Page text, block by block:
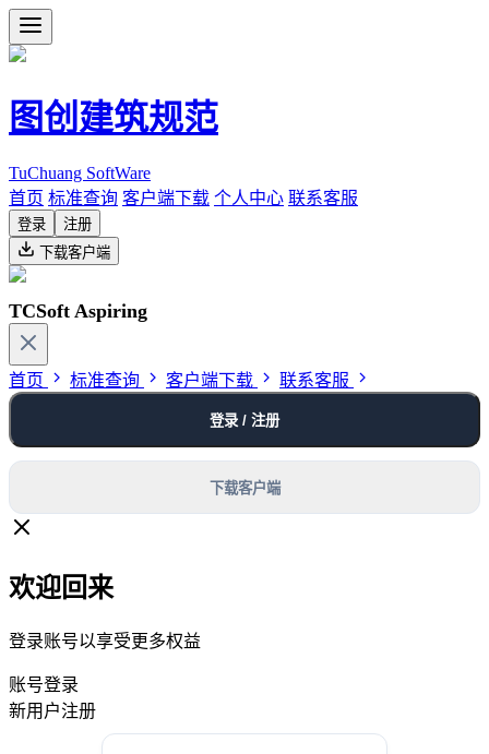
图创建筑规范
TuChuang SoftWare
首页 标准查询 客户端下载 个人中心 联系客服
登录
注册
下载客户端
TCSoft Aspiring
首页 标准查询 客户端下载 联系客服
登录 / 注册
下载客户端
欢迎回来
登录账号以享受更多权益
账号登录
新用户注册